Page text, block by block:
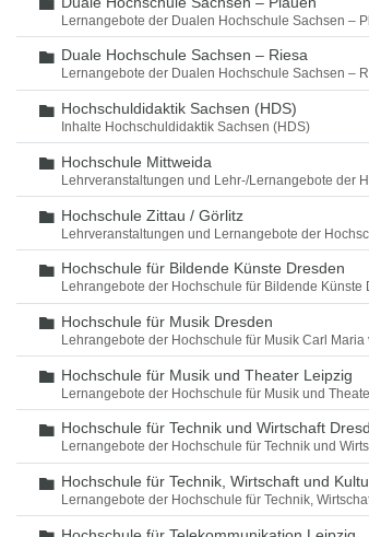
Lernangebote der Dualen Hochschule Sachsen –
Ordner
Duale Hochschule Sachsen – Riesa
Lernangebote der Dualen Hochschule Sachsen –
Ordner
Hochschuldidaktik Sachsen (HDS)
Inhalte Hochschuldidaktik Sachsen (HDS)
Ordner
Hochschule Mittweida
Lehrveranstaltungen und Lehr-/Lernangebote der
Ordner
Hochschule Zittau / Görlitz
Lehrveranstaltungen und Lernangebote der
Ordner
Hochschule für Bildende Künste Dresden
Lehrangebote der Hochschule für Bildende Künste
Ordner
Hochschule für Musik Dresden
Lehrangebote der Hochschule für Musik Carl
Ordner
Hochschule für Musik und Theater Leipzig
Lernangebote der Hochschule für Musik und
Ordner
Hochschule für Technik und Wirtschaft
Lernangebote der Hochschule für Technik und
Ordner
Hochschule für Technik, Wirtschaft und
Lernangebote der Hochschule für Technik,